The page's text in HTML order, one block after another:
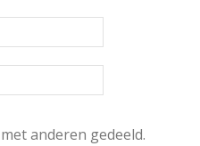
anderen gedeeld.